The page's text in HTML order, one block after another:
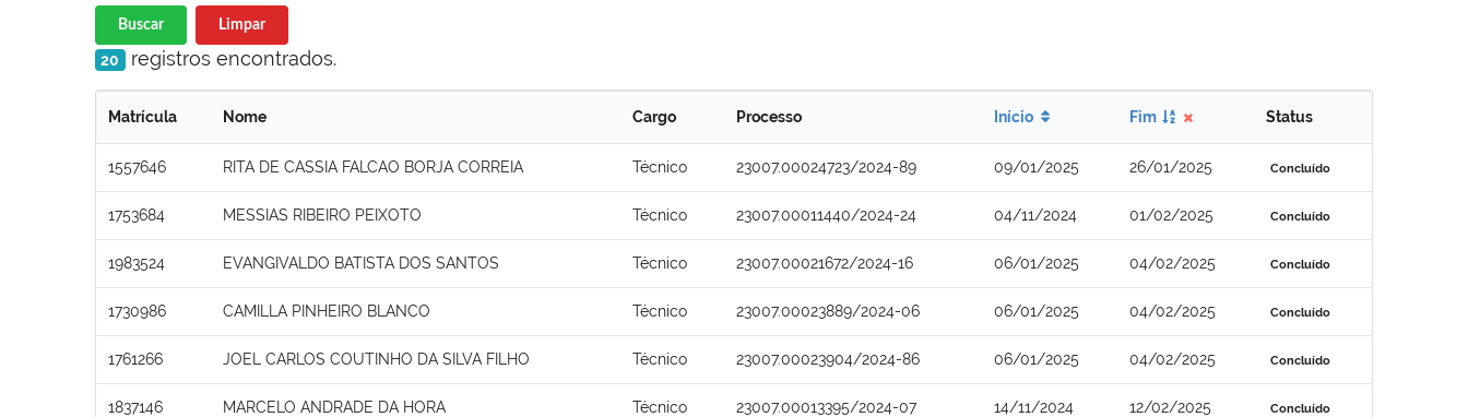
Buscar Limpar
20 registros encontrados.
Matrícula Nome Cargo Processo Início Fim Status
1557646 RITA DE CASSIA FALCAO BORJA CORREIA Técnico 23007.00024723/2024-89 09/01/2025 26/01/2025 Concluído
1753684 MESSIAS RIBEIRO PEIXOTO Técnico 23007.00011440/2024-24 04/11/2024 01/02/2025 Concluído
1983524 EVANGIVALDO BATISTA DOS SANTOS Técnico 23007.00021672/2024-16 06/01/2025 04/02/2025 Concluído
1730986 CAMILLA PINHEIRO BLANCO Técnico 23007.00023889/2024-06 06/01/2025 04/02/2025 Concluído
1761266 JOEL CARLOS COUTINHO DA SILVA FILHO Técnico 23007.00023904/2024-86 06/01/2025 04/02/2025 Concluído
1837146 MARCELO ANDRADE DA HORA Técnico 23007.00013395/2024-07 14/11/2024 12/02/2025 Concluído